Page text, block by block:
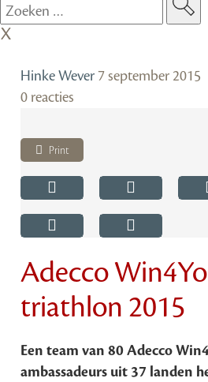
Hinke Wever7 september 2015
0 reacties
Print
Adecco
triathlon 2015
Een team van 80 Adecco
ambassadeurs uit 37 landen